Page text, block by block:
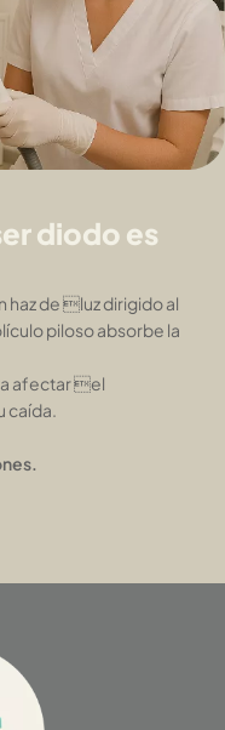
diodo es
haz de luz dirigido al
piloso absorbe la
afectar el
caída.